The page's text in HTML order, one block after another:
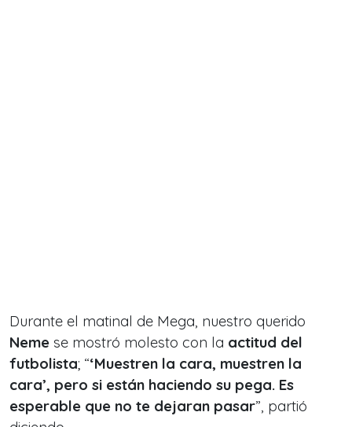
Durante el matinal de Mega, nuestro querido
Neme se mostró molesto con la actitud del
futbolista; “‘Muestren la cara, muestren la
cara’, pero si están haciendo su pega. Es
esperable que no te dejaran pasar”, partió